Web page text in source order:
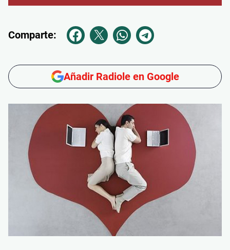
Comparte:
Añadir Radiole en Google